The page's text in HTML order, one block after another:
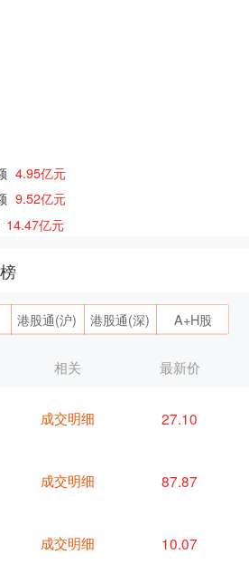
4.95亿元
9.52亿元
14.47亿元
港股通(沪) 港股通(深) A+H股
相关 最新价
成交明细 27.10
成交明细 87.87
成交明细 10.07